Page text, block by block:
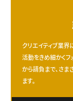
クリエイティブ業
活動をきめ細かくフ
から請負まで、さ
ます。